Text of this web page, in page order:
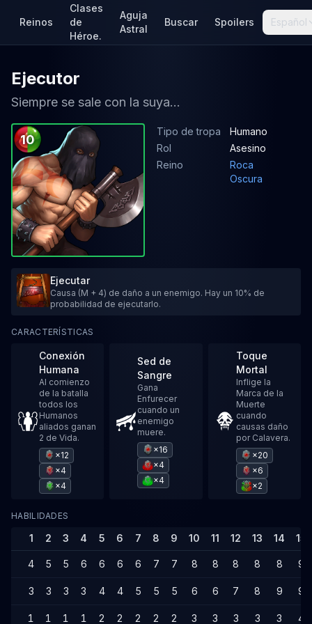
Reinos
Clases
de
Héroe.
Aguja
Astral
Buscar Spoilers Español
Ejecutor
Siempre se sale con la suya...
10
Tipo de tropa
Humano
Rol
Asesino
Reino
Roca
Oscura
Ejecutar
Causa (M + 4) de daño a un enemigo. Hay un 10% de
probabilidad de ejecutarlo.
CARACTERÍSTICAS
Conexión
Humana
Al comienzo
de la batalla
todos los
Humanos
aliados ganan
2 de Vida.
×12
×4
×4
Sed de
Sangre
Gana
Enfurecer
cuando un
enemigo
muere.
×16
×4
×4
Toque
Mortal
Inflige la
Marca de la
Muerte
cuando
causas daño
por Calavera.
×20
×6
×2
HABILIDADES
1 2 3 4 5 6 7 8 9 10 11 12 13 14 15
4 5 5 6 6 6 6 7 7 8 8 8 8 8 9
3 3 3 3 4 4 5 5 5 6 6 7 8 9 9
1 1 1 1 2 2 2 2 2 3 3 3 3 3 4